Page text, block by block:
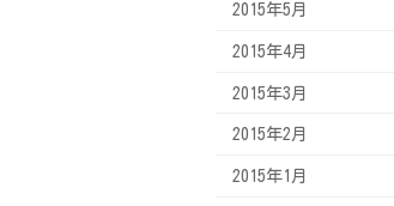
2015年5月
2015年4月
2015年3月
2015年2月
2015年1月